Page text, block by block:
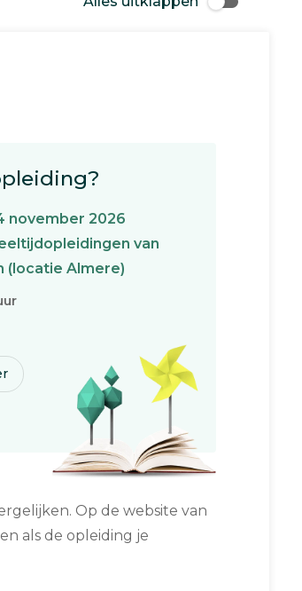
november 2026
van
(locatie Almere)
Op de website van
als de opleiding je